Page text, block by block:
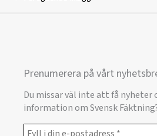
Prenumerera på vårt
Du missar väl inte att få nyheter
information om Svensk